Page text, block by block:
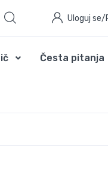
Uloguj se/
Česta pitanja